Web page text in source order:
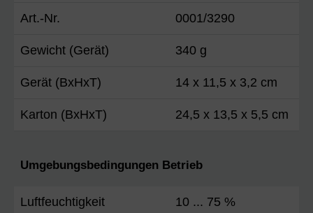
Art.-Nr. 0001/3290
Gewicht (Gerät) 340 g
Gerät (BxHxT) 14 x 11,5 x 3,2 cm
Karton (BxHxT) 24,5 x 13,5 x 5,5 cm
Umgebungsbedingungen Betrieb
Luftfeuchtigkeit 10 ... 75 %